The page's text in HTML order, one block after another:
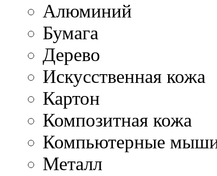
Алюминий
Бумага
Дерево
Искусственная кожа
Картон
Композитная кожа
Компьютерные
Металл